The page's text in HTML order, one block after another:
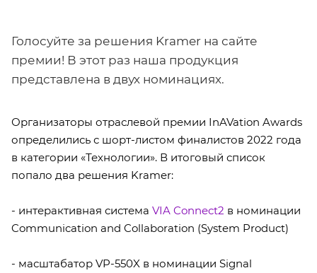
Голосуйте за решения Kramer на сайте
премии! В этот раз наша продукция
представлена в двух номинациях.
Организаторы отраслевой премии InAVation Awards
определились с шорт-листом финалистов 2022 года
в категории «Технологии». В итоговый список
попало два решения Kramer:
- интерактивная система VIA Connect2 в номинации
Communication and Collaboration (System Product)
- масштабатор VP-550X в номинации Signal